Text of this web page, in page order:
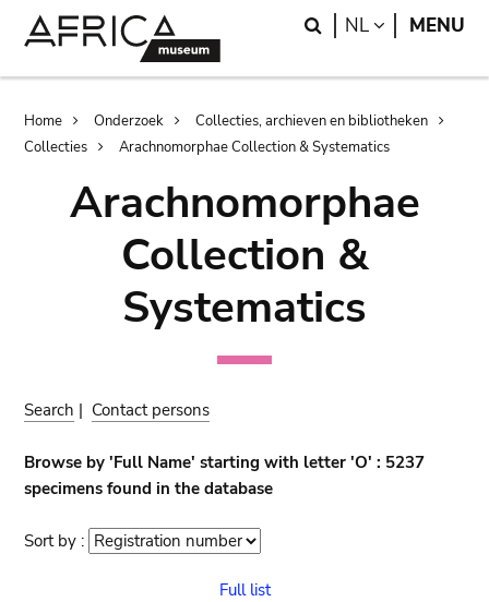
Search
NL LANGUAGE
MENU
Breadcrumb
Home Onderzoek
Collecties, archieven en bibliotheken
Collecties
Arachnomorphae Collection & Systematics
Arachnomorphae
Collection &
Systematics
Search | Contact persons
Browse by 'Full Name' starting with letter 'O' : 5237
specimens found in the database
Sort by : Sort
Full list